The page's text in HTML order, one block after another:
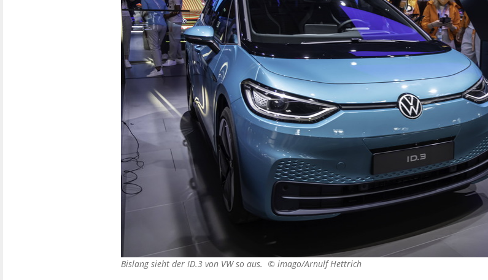
Bislang sieht der ID.3 von VW so aus. © imago/Arnulf Hettrich